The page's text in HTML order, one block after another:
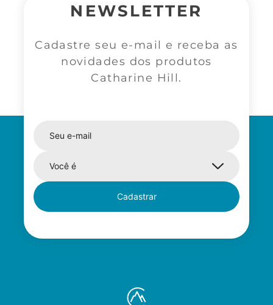
NEWSLETTER
Cadastre seu e-mail e receba as
novidades dos produtos
Catharine Hill.
Cadastrar